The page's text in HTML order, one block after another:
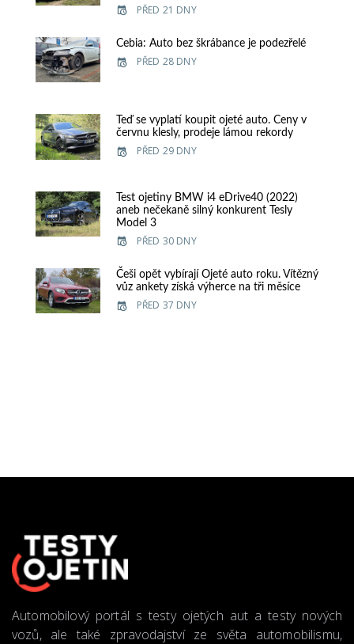
PŘED 21 DNY
Cebia: Auto bez škrábance je podezřelé
PŘED 28 DNY
Teď se vyplatí koupit ojeté auto. Ceny v
červnu klesly, prodeje lámou rekordy
PŘED 29 DNY
Test ojetiny BMW i4 eDrive40 (2022)
aneb nečekaně silný konkurent Tesly
Model 3
PŘED 30 DNY
Češi opět vybírají Ojeté auto roku. Vítězný
vůz ankety získá výherce na tři měsíce
PŘED 37 DNY
Automobilový portál s testy ojetých aut a testy nových
vozů, ale také zpravodajství ze světa automobilismu,